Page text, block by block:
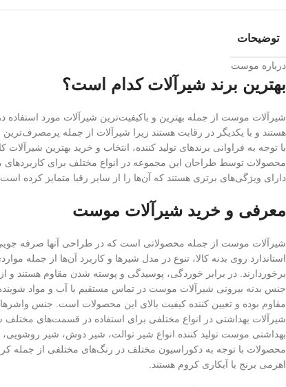
توضیحات
درباره موست
بهترین برند شیرآلات کدام است؟
شیرآلات موست از جمله بهترین و باکیفیت‌ترین شیرآلات مورد
هستند و با یکدیگر در رقابت هستند زیرا شیرآلات از جمله
با توجه به فراوانی برندهای تولید کننده، انتخاب و خرید بهترین
محصولات توسط طراحان این مجموعه در انواع مختلف برای
دارای ویژگی‌های برتری هستند که آن‌ها را از سایر رقبا متمایز کرده
معرفی و خرید شیرآلات موست
شیرآلات موست از جمله محصولاتی است که در طراحی آنها صرفه
استاندارد روی بدنه کالا، تنوع در مدل شیرها و کاربرد آن‌ها از جمله
برخوردارند. در برابر خوردگی، پوسیدگی و پوسته شدن مقاوم
جنس بدنه بیرونی شیرآلات موست در تماس مستقیم با آب و مواد
مقاوم بوده و تعیین کننده کیفیت بالای این محصولات است. جنس
شیرآلات بهداشتی در انواع مختلفی برای استفاده در قسمت‌های
بهداشتی موست تولید کننده انواع شیر توالت، شیر دوش، شیر روشویی،
محصولات با توجه به دکوراسیون مختلف در رنگ‌های مختلفی از جمله
اهرمی برنج با آبکاری کروم هستند.